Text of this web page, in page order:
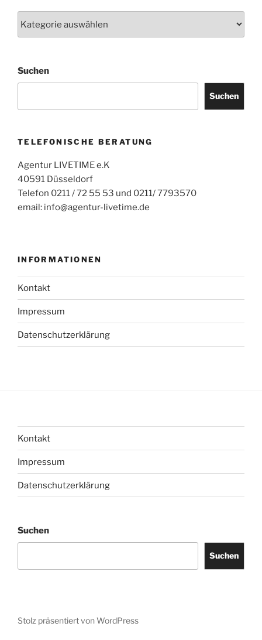
Suchen
Suchen
TELEFONISCHE BERATUNG
Agentur LIVETIME e.K
40591 Düsseldorf
Telefon 0211 / 72 55 53 und 0211/ 7793570
email: info@agentur-livetime.de
INFORMATIONEN
Kontakt
Impressum
Datenschutzerklärung
Kontakt
Impressum
Datenschutzerklärung
Suchen
Suchen
Stolz präsentiert von WordPress